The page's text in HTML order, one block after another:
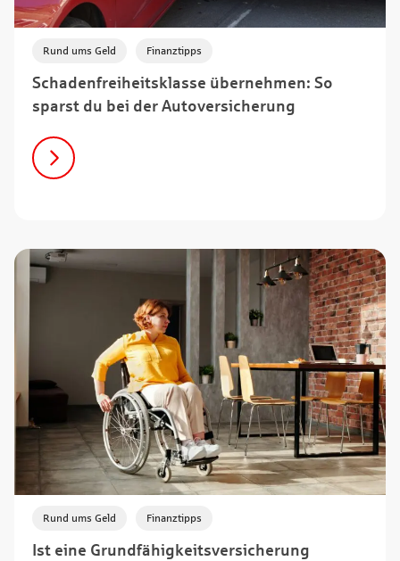
Schadenfreiheitsklasse übernehmen: So
sparst du bei der Autoversicherung
Rund ums Geld Finanztipps
Ist eine Grundfähigkeitsversicherung
Rund ums Geld Finanztipps